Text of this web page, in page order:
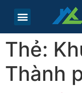
Thẻ:
Thành